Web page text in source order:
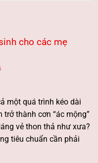
cho các mẹ
một quá trình kéo dài
thành cơn “ác mộng”
vẻ thon thả như xưa?
tiêu chuẩn cần phải